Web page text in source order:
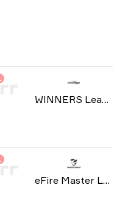
WINNERS League: North America Invite Division season 4 2020
eFire Master League: North America season 2 2020